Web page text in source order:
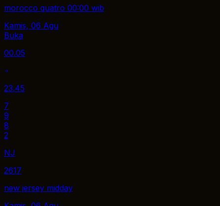
morocco quatro 00:00 wib
Kamis, 06 Agu
Buka
00.05
23.45
7
9
8
2
NJ
2617
new jersey midday